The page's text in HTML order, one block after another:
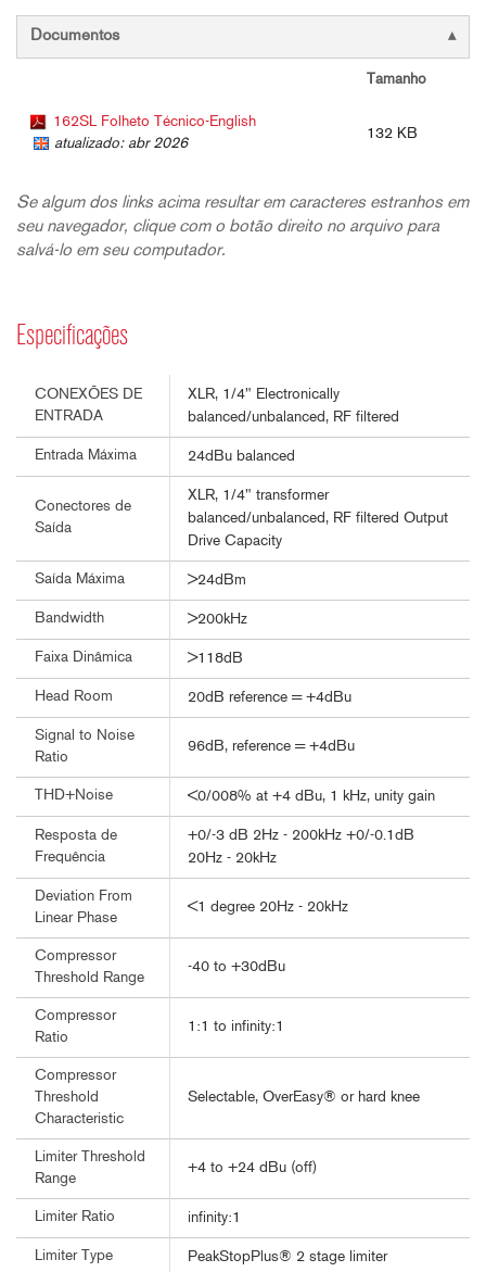
Documentos
Tamanho
162SL Folheto Técnico-English
atualizado: abr 2026
132 KB
Se algum dos links acima resultar em caracteres estranhos em
seu navegador, clique com o botão direito no arquivo para
salvá-lo em seu computador.
Especificações
CONEXÕES DE
ENTRADA
XLR, 1/4" Electronically
balanced/unbalanced, RF filtered
Entrada Máxima 24dBu balanced
Conectores de
Saída
XLR, 1/4" transformer
balanced/unbalanced, RF filtered Output
Drive Capacity
Saída Máxima >24dBm
Bandwidth >200kHz
Faixa Dinâmica >118dB
Head Room 20dB reference = +4dBu
Signal to Noise
Ratio
96dB, reference = +4dBu
THD+Noise <0/008% at +4 dBu, 1 kHz, unity gain
Resposta de
Frequência
+0/-3 dB 2Hz - 200kHz +0/-0.1dB
20Hz - 20kHz
Deviation From
Linear Phase
<1 degree 20Hz - 20kHz
Compressor
Threshold Range
-40 to +30dBu
Compressor
Ratio
1:1 to infinity:1
Compressor
Threshold
Characteristic
Selectable, OverEasy® or hard knee
Limiter Threshold
Range
+4 to +24 dBu (off)
Limiter Ratio infinity:1
Limiter Type PeakStopPlus® 2 stage limiter